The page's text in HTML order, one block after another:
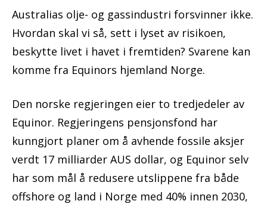
Australias olje- og gassindustri forsvinner ikke.
Hvordan skal vi så, sett i lyset av risikoen,
beskytte livet i havet i fremtiden? Svarene kan
komme fra Equinors hjemland Norge.
Den norske regjeringen eier to tredjedeler av
Equinor. Regjeringens pensjonsfond har
kunngjort planer om å avhende fossile aksjer
verdt 17 milliarder AUS dollar, og Equinor selv
har som mål å redusere utslippene fra både
offshore og land i Norge med 40% innen 2030,